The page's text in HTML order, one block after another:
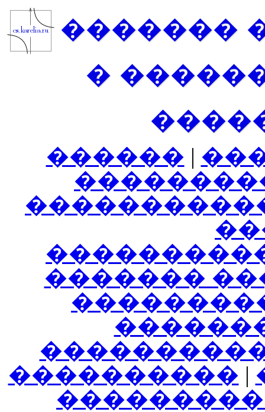
�������
�
������ |
�������
���������� |